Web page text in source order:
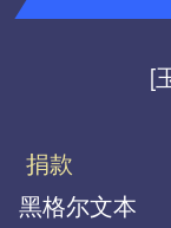
[
捐款
黑格尔文本